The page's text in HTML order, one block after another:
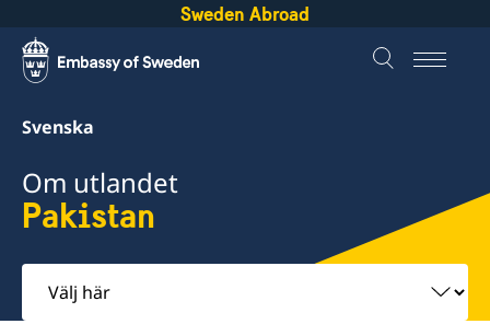
Sweden Abroad
Svenska
Om utlandet
Pakistan
Välj
här